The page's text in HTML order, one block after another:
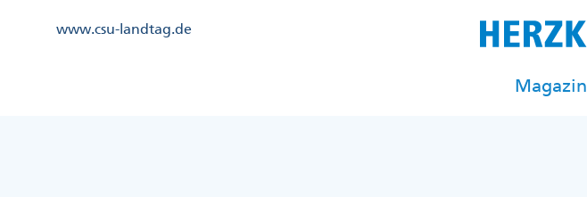
Kopfzeile
www.csu-landtag.de
Magazin